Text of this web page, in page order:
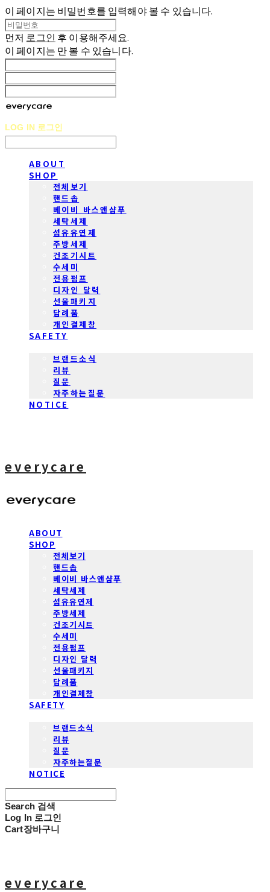
이 페이지는 비밀번호를 입력해야 볼 수 있습니다.
먼저 로그인 후 이용해주세요.
이 페이지는 만 볼 수 있습니다.
LOG IN 로그인
ABOUT
SHOP
전체보기
핸드솝
베이비 바스앤샴푸
세탁세제
섬유유연제
주방세제
건조기시트
수세미
전용펌프
디자인 달력
선물패키지
답례품
개인결제창
SAFETY
브랜드소식
리뷰
질문
자주하는질문
NOTICE
everycare
ABOUT
SHOP
전체보기
핸드솝
베이비 바스앤샴푸
세탁세제
섬유유연제
주방세제
건조기시트
수세미
전용펌프
디자인 달력
선물패키지
답례품
개인결제창
SAFETY
브랜드소식
리뷰
질문
자주하는질문
NOTICE
Search 검색
Log In 로그인
Cart장바구니
everycare